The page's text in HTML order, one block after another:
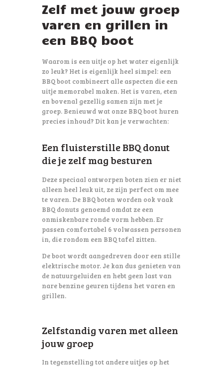
Zelf met jouw groep
varen en grillen in
een BBQ boot
Waarom is een uitje op het water eigenlijk
zo leuk? Het is eigenlijk heel simpel: een
BBQ boot combineert alle aspecten die een
uitje memorabel maken. Het is varen, eten
en bovenal gezellig samen zijn met je
groep. Benieuwd wat onze BBQ boot huren
precies inhoud? Dit kan je verwachten:
Een fluisterstille BBQ donut
die je zelf mag besturen
Deze speciaal ontworpen boten zien er niet
alleen heel leuk uit, ze zijn perfect om mee
te varen. De BBQ boten worden ook vaak
BBQ donuts genoemd omdat ze een
onmiskenbare ronde vorm hebben. Er
passen comfortabel 6 volwassen personen
in, die rondom een BBQ tafel zitten.
De boot wordt aangedreven door een stille
elektrische motor. Je kan dus genieten van
de natuurgeluiden en hebt geen last van
nare benzine geuren tijdens het varen en
grillen.
Zelfstandig varen met alleen
jouw groep
In tegenstelling tot andere uitjes op het